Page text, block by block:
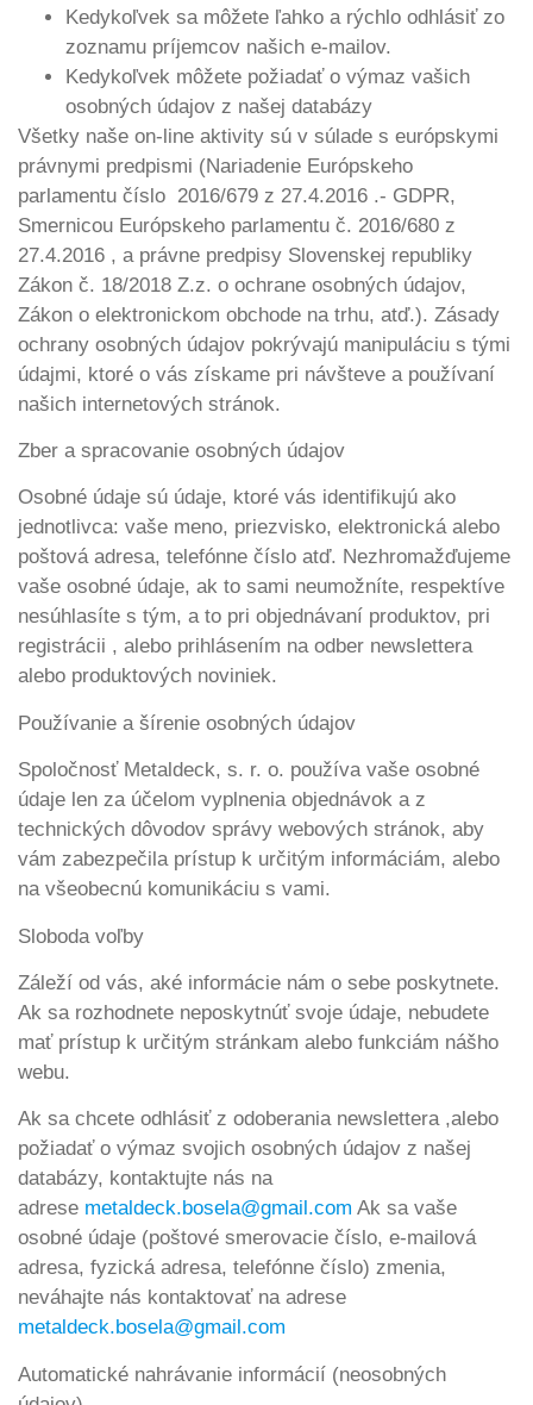
Kedykoľvek sa môžete ľahko a rýchlo odhlásiť zo
zoznamu príjemcov našich e-mailov.
Kedykoľvek môžete požiadať o výmaz vašich
osobných údajov z našej databázy
Všetky naše on-line aktivity sú v súlade s európskymi
právnymi predpismi (Nariadenie Európskeho
parlamentu číslo 2016/679 z 27.4.2016 .- GDPR,
Smernicou Európskeho parlamentu č. 2016/680 z
27.4.2016 , a právne predpisy Slovenskej republiky
Zákon č. 18/2018 Z.z. o ochrane osobných údajov,
Zákon o elektronickom obchode na trhu, atď.). Zásady
ochrany osobných údajov pokrývajú manipuláciu s tými
údajmi, ktoré o vás získame pri návšteve a používaní
našich internetových stránok.
Zber a spracovanie osobných údajov
Osobné údaje sú údaje, ktoré vás identifikujú ako
jednotlivca: vaše meno, priezvisko, elektronická alebo
poštová adresa, telefónne číslo atď. Nezhromažďujeme
vaše osobné údaje, ak to sami neumožníte, respektíve
nesúhlasíte s tým, a to pri objednávaní produktov, pri
registrácii , alebo prihlásením na odber newslettera
alebo produktových noviniek.
Používanie a šírenie osobných údajov
Spoločnosť Metaldeck, s. r. o. používa vaše osobné
údaje len za účelom vyplnenia objednávok a z
technických dôvodov správy webových stránok, aby
vám zabezpečila prístup k určitým informáciám, alebo
na všeobecnú komunikáciu s vami.
Sloboda voľby
Záleží od vás, aké informácie nám o sebe poskytnete.
Ak sa rozhodnete neposkytnúť svoje údaje, nebudete
mať prístup k určitým stránkam alebo funkciám nášho
webu.
Ak sa chcete odhlásiť z odoberania newslettera ,alebo
požiadať o výmaz svojich osobných údajov z našej
databázy, kontaktujte nás na
adrese metaldeck.bosela@gmail.com Ak sa vaše
osobné údaje (poštové smerovacie číslo, e-mailová
adresa, fyzická adresa, telefónne číslo) zmenia,
neváhajte nás kontaktovať na adrese
metaldeck.bosela@gmail.com
Automatické nahrávanie informácií (neosobných